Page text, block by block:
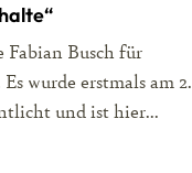
Busch für
wurde erstmals am 2.
und ist hier...